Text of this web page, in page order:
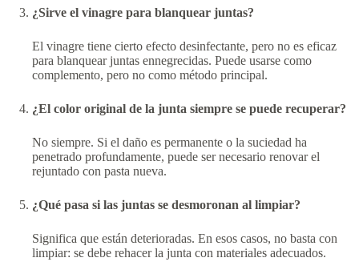
¿Sirve el vinagre para blanquear juntas?
El vinagre tiene cierto efecto desinfectante, pero no es eficaz
para blanquear juntas ennegrecidas. Puede usarse como
complemento, pero no como método principal.
¿El color original de la junta siempre se puede recuperar?
No siempre. Si el daño es permanente o la suciedad ha
penetrado profundamente, puede ser necesario renovar el
rejuntado con pasta nueva.
¿Qué pasa si las juntas se desmoronan al limpiar?
Significa que están deterioradas. En esos casos, no basta con
limpiar: se debe rehacer la junta con materiales adecuados.